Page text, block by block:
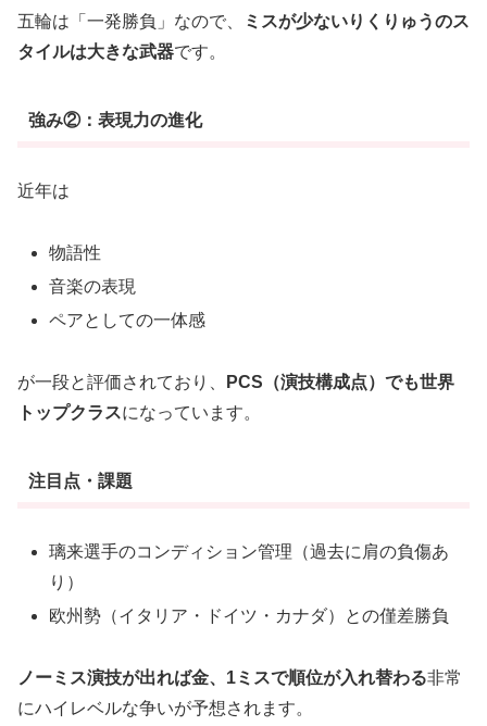
五輪は「一発勝負」なので、
ミスが少ないりくりゅうのス
タイルは大きな武器です。
強み②：表現力の進化
近年は
物語性
音楽の表現
ペアとしての一体感
が一段と評価されており、
PCS（演技構成点）でも世界
トップクラスになっています。
注目点・課題
璃来選手のコンディション管理（過去に肩の負傷あ
り）
欧州勢（イタリア・ドイツ・カナダ）との僅差勝負
ノーミス演技が出れば金、1ミスで順位が入れ替わる非常
にハイレベルな争いが予想されます。